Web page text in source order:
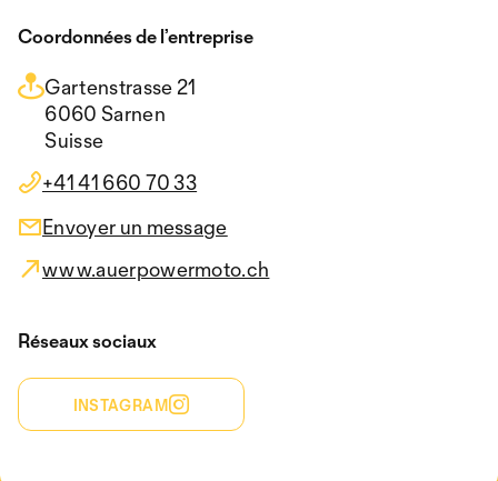
Coordonnées de l’entreprise
Gartenstrasse 21
6060 Sarnen
Suisse
+41 41 660 70 33
Envoyer un message
www.auerpowermoto.ch
Réseaux sociaux
INSTAGRAM